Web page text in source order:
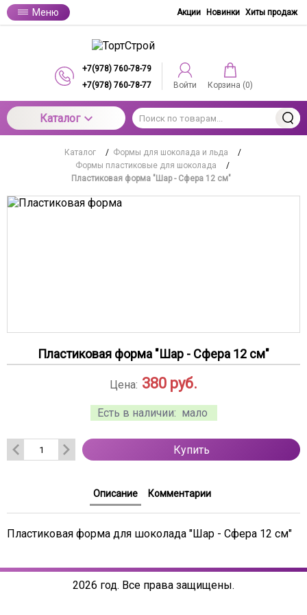
Меню Акции Новинки Хиты продаж
+7(978) 760-78-79
+7(978) 760-78-77
Войти Корзина (0)
Каталог
Каталог / Формы для шоколада и льда
/
Формы пластиковые для шоколада
/
Пластиковая форма "Шар - Сфера 12 см"
Пластиковая форма "Шар - Сфера 12 см"
Есть в наличии: мало
Цена: 380 руб.
Купить
Описание Комментарии
Пластиковая форма для шоколада "Шар - Сфера 12 см"
2026 год. Все права защищены.